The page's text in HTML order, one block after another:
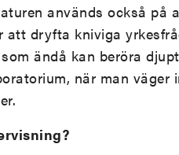
används också på
att dryfta kniviga
ändå kan beröra
när man